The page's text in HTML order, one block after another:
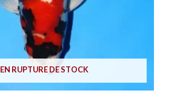
EN RUPTURE DE STOCK